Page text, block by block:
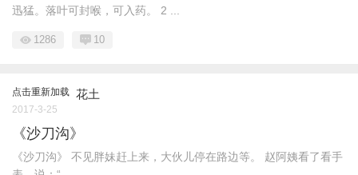
迅猛。落叶可封喉，可入药。 2 ...
1286 10
点击重新加载 花土
2017-3-25
《沙刀沟》
《沙刀沟》 不见胖妹赶上来，大伙儿停在路边等。 赵阿姨看了看手